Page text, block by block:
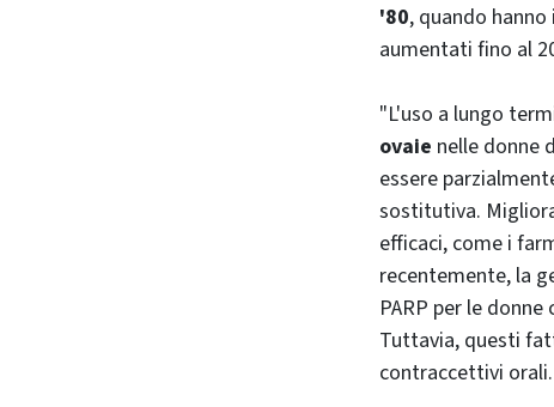
'80, quando
aumentati fino al
"L'uso a lungo
ovaie nelle donne
essere
sostitutiva.
efficaci, come i
recentemente, la
PARP per le
Tuttavia, questi
contraccettivi orali.